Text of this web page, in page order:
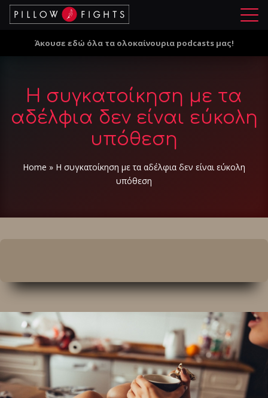
Μ
ο
Άκουσε εδώ όλα τα ολοκαίνουρια podcasts μας!
Η συγκατοίκηση με τα
αδέλφια δεν είναι εύκολη
υπόθεση
Home » Η συγκατοίκηση με τα αδέλφια δεν είναι εύκολη
υπόθεση